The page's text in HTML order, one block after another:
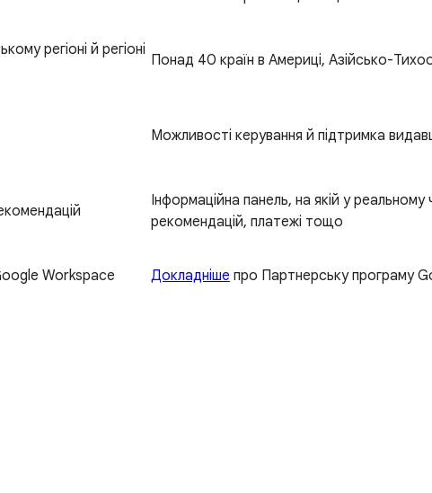
регіоні й регіоні
Понад 40 країн в Америці, Азійсько-
Можливості керування й підтримка
Інформаційна панель, на якій у
рекомендацій, платежі тощо
Workspace Докладніше про Партнерську програму